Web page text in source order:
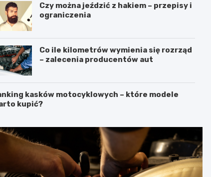
Czy można jeździć z hakiem – przepisy i
ograniczenia
Co ile kilometrów wymienia się rozrząd
– zalecenia producentów aut
kasków motocyklowych – które modele
kupić?